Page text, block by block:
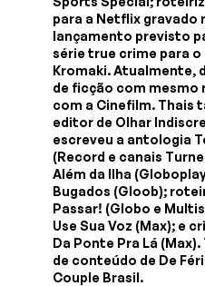
para a Netflix gravado
lançamento previsto
série true crime para o
Kromaki. Atualmente,
de ficção com mesmo
com a Cinefilm. Thais
editor de Olhar
escreveu a antologia
(Record e canais
Além da Ilha
Bugados (Gloob);
Passar! (Globo e
Use Sua Voz (Max); e
Da Ponte Pra Lá
de conteúdo de De
Couple Brasil.